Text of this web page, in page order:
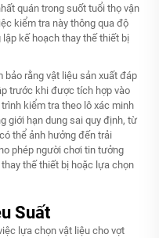
quán trong suốt tuổi thọ vận
kiểm tra này thông qua độ
kế hoạch thay thế thiết bị
rằng vật liệu sản xuất đáp
trước khi được tích hợp vào
kiểm tra theo lô xác minh
giới hạn dung sai quy định, từ
thể ảnh hưởng đến trải
phép người chơi tin tưởng
thế thiết bị hoặc lựa chọn
Suất
lựa chọn vật liệu cho vợt